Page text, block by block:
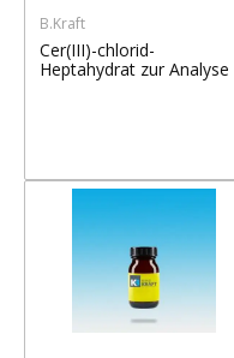
B.Kraft
Cer(III)-chlorid-
Heptahydrat zur Analyse